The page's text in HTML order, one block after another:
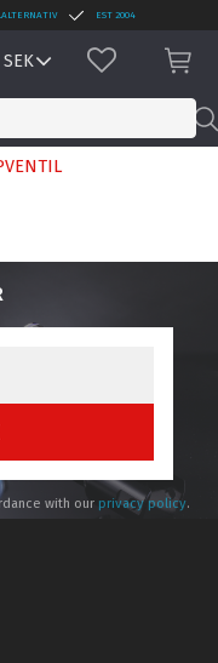
EST 2004
FAVORITES
with our privacy policy.